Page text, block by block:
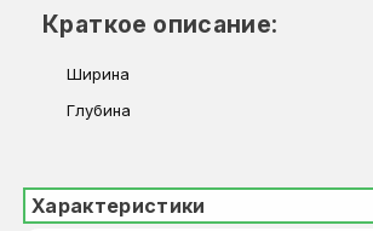
Краткое описание:
Ширина
Глубина
Характеристики